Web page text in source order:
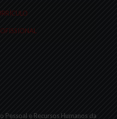
e Recursos Humanos da